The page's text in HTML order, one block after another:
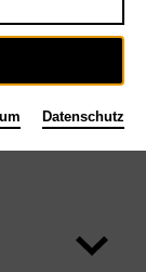
Datenschutz